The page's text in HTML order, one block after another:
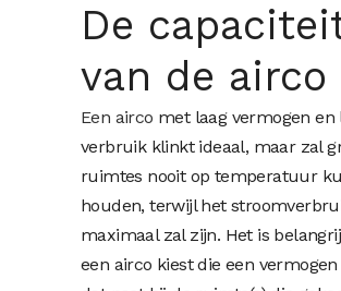
De
van de airco
Een airco met laag vermogen en
verbruik klinkt ideaal, maar zal
ruimtes nooit op temperatuur
houden, terwijl het
maximaal zal zijn. Het is
een airco kiest die een